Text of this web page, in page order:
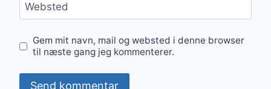
Websted
Gem mit navn, mail og websted i denne browser
til næste gang jeg kommenterer.